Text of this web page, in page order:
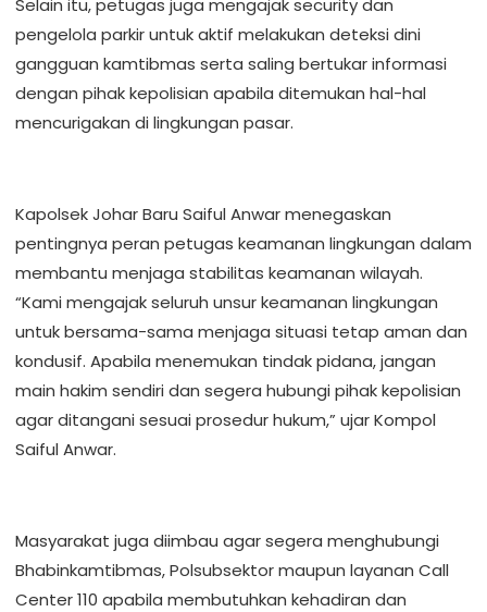
Selain itu, petugas juga mengajak security dan
pengelola parkir untuk aktif melakukan deteksi dini
gangguan kamtibmas serta saling bertukar informasi
dengan pihak kepolisian apabila ditemukan hal-hal
mencurigakan di lingkungan pasar.
Kapolsek Johar Baru Saiful Anwar menegaskan
pentingnya peran petugas keamanan lingkungan dalam
membantu menjaga stabilitas keamanan wilayah.
“Kami mengajak seluruh unsur keamanan lingkungan
untuk bersama-sama menjaga situasi tetap aman dan
kondusif. Apabila menemukan tindak pidana, jangan
main hakim sendiri dan segera hubungi pihak kepolisian
agar ditangani sesuai prosedur hukum,” ujar Kompol
Saiful Anwar.
Masyarakat juga diimbau agar segera menghubungi
Bhabinkamtibmas, Polsubsektor maupun layanan Call
Center 110 apabila membutuhkan kehadiran dan